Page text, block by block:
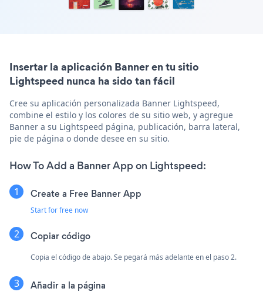
Insertar la aplicación Banner en tu sitio
Lightspeed nunca ha sido tan fácil
Cree su aplicación personalizada Banner Lightspeed,
combine el estilo y los colores de su sitio web, y agregue
Banner a su Lightspeed página, publicación, barra lateral,
pie de página o donde desee en su sitio.
How To Add a Banner App on Lightspeed:
Create a Free Banner App
Start for free now
Copiar código
Copia el código de abajo. Se pegará más adelante en el paso 2.
Añadir a la página